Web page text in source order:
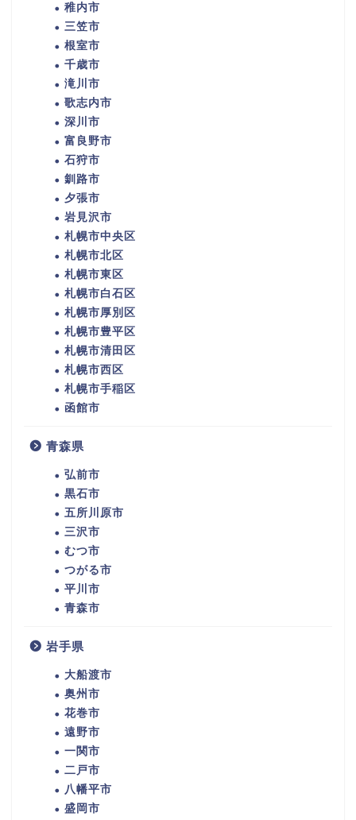
稚内市
三笠市
根室市
千歳市
滝川市
歌志内市
深川市
富良野市
石狩市
釧路市
夕張市
岩見沢市
札幌市中央区
札幌市北区
札幌市東区
札幌市白石区
札幌市厚別区
札幌市豊平区
札幌市清田区
札幌市西区
札幌市手稲区
函館市
青森県
弘前市
黒石市
五所川原市
三沢市
むつ市
つがる市
平川市
青森市
岩手県
大船渡市
奥州市
花巻市
遠野市
一関市
二戸市
八幡平市
盛岡市